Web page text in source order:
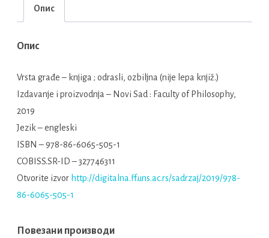
reception
interpretation
fairy
tale
количина
Опис
Опис
Vrsta građe – knjiga ; odrasli, ozbiljna (nije lepa knjiž.)
Izdavanje i proizvodnja – Novi Sad : Faculty of Philosophy,
2019
Jezik – engleski
ISBN – 978-86-6065-505-1
COBISS.SR-ID – 327746311
Otvorite izvor http://digitalna.ff.uns.ac.rs/sadrzaj/2019/978-
86-6065-505-1
Повезани производи